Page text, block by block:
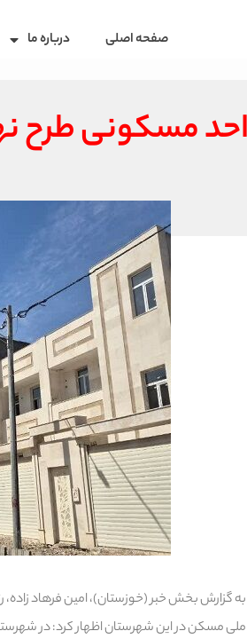
صفحه اصلی درباره ما
به گزارش بخش خبر (خوزستان)، امین فرهاد